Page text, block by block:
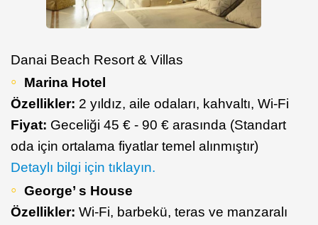
Danai Beach Resort & Villas
Marina Hotel
Özellikler: 2 yıldız, aile odaları, kahvaltı, Wi-Fi
Fiyat: Geceliği 45 € - 90 € arasında (Standart
oda için ortalama fiyatlar temel alınmıştır)
Detaylı bilgi için tıklayın.
George’ s House
Özellikler: Wi-Fi, barbekü, teras ve manzaralı